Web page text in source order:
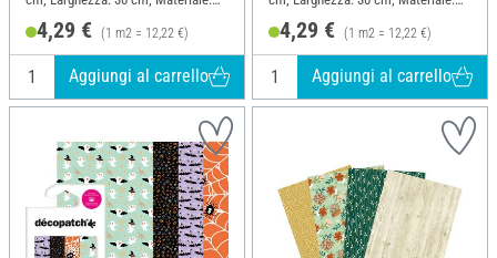
4,29 € (1 m2 = 12,22 €)
Aggiungi al carrello
4,29 € (1 m2 = 12,22 €)
Aggiungi al carrello